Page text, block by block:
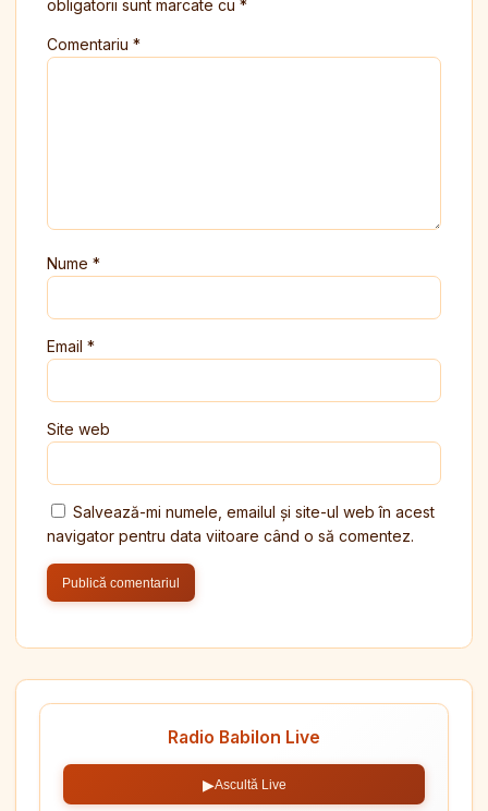
obligatorii sunt marcate cu *
Comentariu *
Nume *
Email *
Site web
Salvează-mi numele, emailul și site-ul web în acest
navigator pentru data viitoare când o să comentez.
Radio Babilon Live
▶Ascultă Live